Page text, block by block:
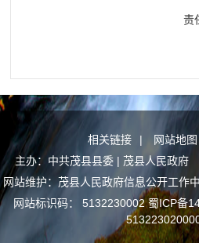
责
相关链接 | 网站地图
主办：中共茂县县委 | 茂县人民政
网站维护：茂县人民政府信息公开工
网站标识码： 5132230002蜀ICP备